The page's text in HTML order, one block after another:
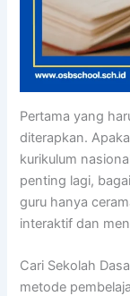
Pertama yang
diterapkan.
kurikulum
penting lagi,
guru hanya
interaktif dan
Cari Sekolah
metode